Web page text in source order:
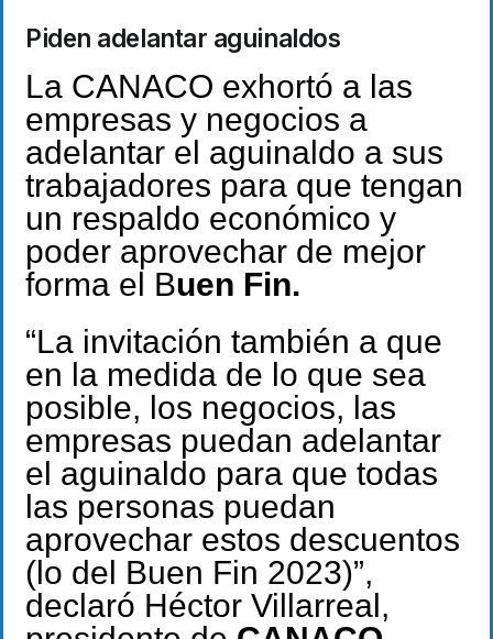
Piden adelantar aguinaldos
La CANACO exhortó a las
empresas y negocios a
adelantar el aguinaldo a sus
trabajadores para que tengan
un respaldo económico y
poder aprovechar de mejor
forma el Buen Fin.
“La invitación también a que
en la medida de lo que sea
posible, los negocios, las
empresas puedan adelantar
el aguinaldo para que todas
las personas puedan
aprovechar estos descuentos
(lo del Buen Fin 2023)”,
declaró Héctor Villarreal,